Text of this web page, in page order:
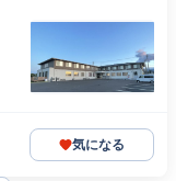
気になる